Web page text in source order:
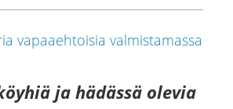
ja hädässä olevia